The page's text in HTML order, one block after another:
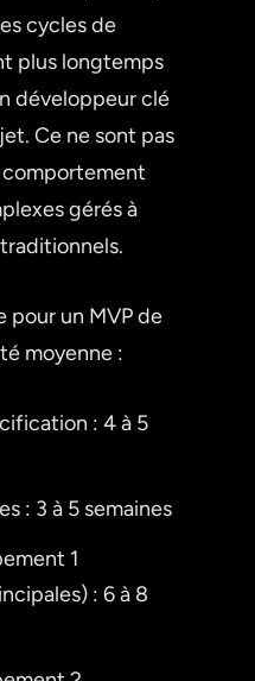
cycles de
plus longtemps
développeur clé
Ce ne sont pas
gérés à
pour un MVP de
moyenne :
: 4 à 5
: 3 à 5 semaines
1
: 6 à 8